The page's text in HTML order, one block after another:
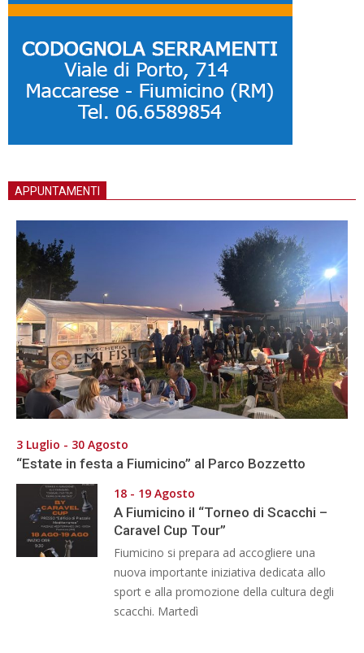
APPUNTAMENTI
3 Luglio - 30 Agosto
“Estate in festa a Fiumicino” al Parco Bozzetto
18 - 19 Agosto
A Fiumicino il “Torneo di Scacchi –
Caravel Cup Tour”
Fiumicino si prepara ad accogliere una
nuova importante iniziativa dedicata allo
sport e alla promozione della cultura degli
scacchi. Martedì